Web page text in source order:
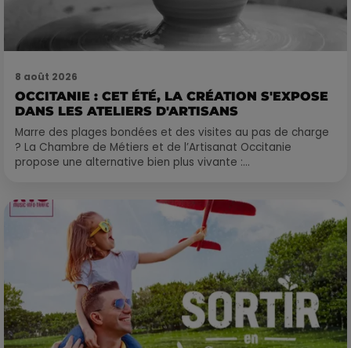
8 août 2026
OCCITANIE : CET ÉTÉ, LA CRÉATION S'EXPOSE
DANS LES ATELIERS D'ARTISANS
Marre des plages bondées et des visites au pas de charge
? La Chambre de Métiers et de l’Artisanat Occitanie
propose une alternative bien plus vivante :...